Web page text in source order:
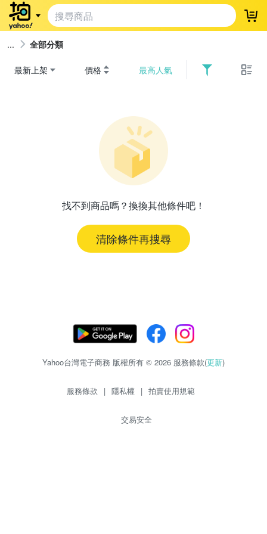
登
全部分類
最新上架 價格 最高人氣
找不到商品嗎？換換其他條件吧！
清除條件再搜尋
Yahoo台灣電子商務 版權所有 © 2026 服務條款(更新)
服務條款 | 隱私權 | 拍賣使用規範
交易安全